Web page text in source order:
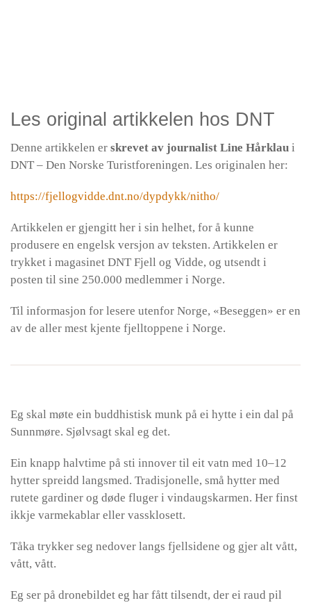
Les original artikkelen hos DNT
Denne artikkelen er skrevet av journalist Line Hårklaui
DNT – Den Norske Turistforeningen. Les originalen her:
https://fjellogvidde.dnt.no/dypdykk/nitho/
Artikkelen er gjengitt her i sin helhet, for å kunne
produsere en engelsk versjon av teksten. Artikkelen er
trykket i magasinet DNT Fjell og Vidde, og utsendt i
posten til sine 250.000 medlemmer i Norge.
Til informasjon for lesere utenfor Norge, «Beseggen» er en
av de aller mest kjente fjelltoppene i Norge.
Eg skal møte ein buddhistisk munk på ei hytte i ein dal på
Sunnmøre. Sjølvsagt skal eg det.
Ein knapp halvtime på sti innover til eit vatn med 10–12
hytter spreidd langsmed. Tradisjonelle, små hytter med
rutete gardiner og døde fluger i vindaugskarmen. Her finst
ikkje varmekablar eller vassklosett.
Tåka trykker seg nedover langs fjellsidene og gjer alt vått,
vått, vått.
Eg ser på dronebildet eg har fått tilsendt, der ei raud pil